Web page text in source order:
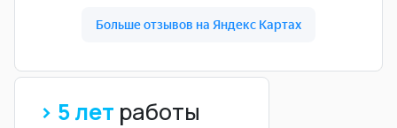
> 5 лет работы